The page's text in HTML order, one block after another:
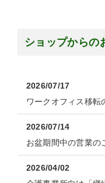
ショップからの
2026/07/17
ワークオフィス移転
2026/07/14
お盆期間中の営業の
2026/04/02